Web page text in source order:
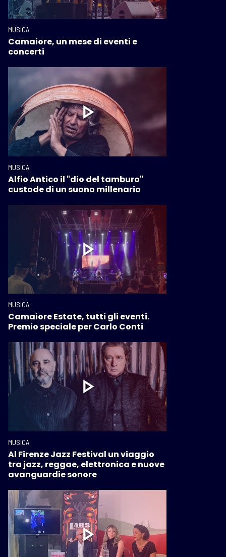
MUSICA
Camaiore, un mese di eventi e
concerti
MUSICA
Alfio Antico il "dio del tamburo"
custode di un suono millenario
MUSICA
Camaiore Estate, tutti gli eventi.
Premio speciale per Carlo Conti
MUSICA
Al Firenze Jazz Festival un viaggio
tra jazz, reggae, elettronica e nuove
avanguardie sonore